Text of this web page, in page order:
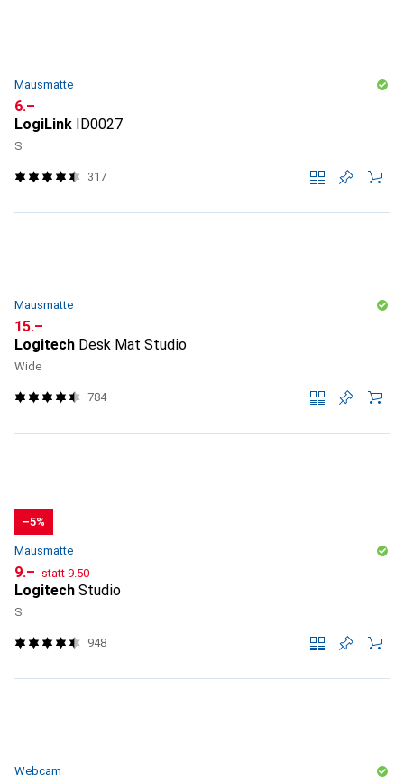
Mausmatte
CHF
6.–
LogiLink ID0027
S
317
Mausmatte
CHF
15.–
Logitech Desk Mat Studio
Wide
784
−5%
Mausmatte
CHF
9.– statt CHF
9.50
Logitech Studio
S
948
Webcam